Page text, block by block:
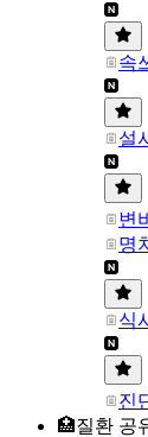
속
설
변
명
식
진
🏥질환 공